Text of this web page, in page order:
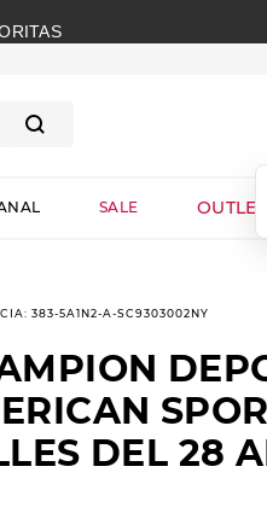
SALE
:383-5A1N2-A-SC9303002NY
DEL 28